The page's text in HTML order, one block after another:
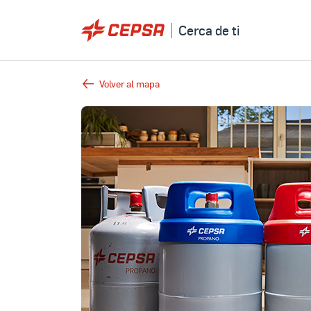
Cerca de ti
Volver al mapa